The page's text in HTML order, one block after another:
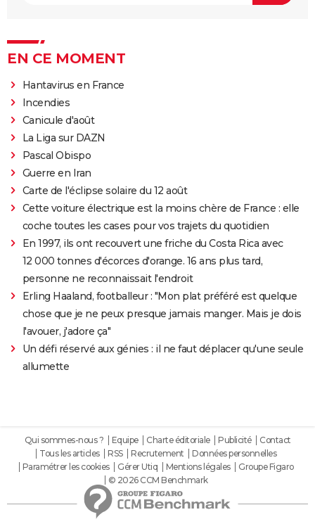
EN CE MOMENT
Hantavirus en France
Incendies
Canicule d'août
La Liga sur DAZN
Pascal Obispo
Guerre en Iran
Carte de l'éclipse solaire du 12 août
Cette voiture électrique est la moins chère de France : elle
coche toutes les cases pour vos trajets du quotidien
En 1997, ils ont recouvert une friche du Costa Rica avec
12 000 tonnes d'écorces d'orange. 16 ans plus tard,
personne ne reconnaissait l'endroit
Erling Haaland, footballeur : "Mon plat préféré est quelque
chose que je ne peux presque jamais manger. Mais je dois
l'avouer, j'adore ça"
Un défi réservé aux génies : il ne faut déplacer qu'une seule
allumette
Qui sommes-nous ? Equipe Charte éditoriale Publicité
Contact
Tous les articles
RSS Recrutement
Données personnelles
Paramétrer les cookies
Gérer Utiq Mentions légales
Groupe Figaro
© 2026 CCM Benchmark